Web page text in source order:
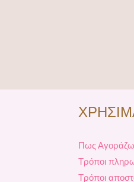
Πως Αγοράζω
Τρόποι
Τρόποι